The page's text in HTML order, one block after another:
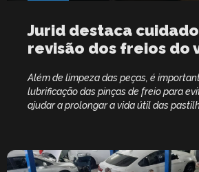
Jurid destaca
revisão dos freios do
Além de limpeza das peças, é
lubrificação das pinças de freio para
ajudar a prolongar a vida útil das